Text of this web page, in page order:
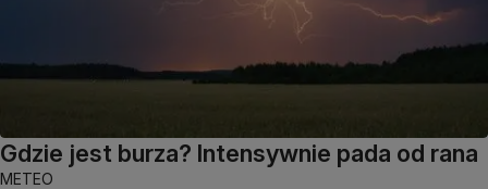
Gdzie jest burza? Intensywnie pada od rana
METEO